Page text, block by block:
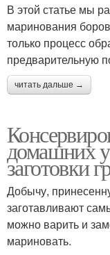
В этой статье мы
маринования
только процесс
предварительную
читать дальше →
домашних
заготовки
Добычу,
заготавливают
можно варить и
мариновать.